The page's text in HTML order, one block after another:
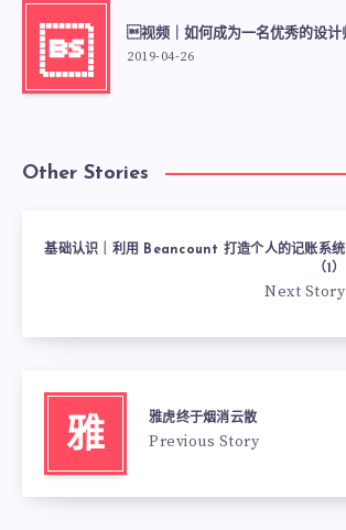
 视频｜如何成为一名优秀的设计
2019-04-26
Other Stories
基础认识｜利用 Beancount 打造个人的记账系统
（1）
Next Story
雅 雅虎终于烟消云散
Previous Story